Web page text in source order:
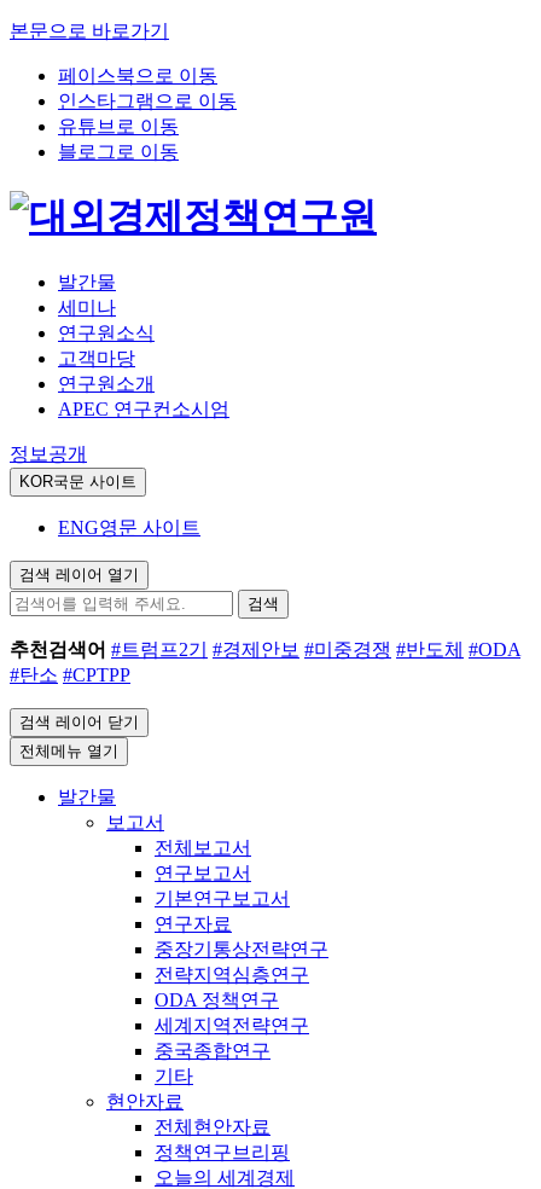
본문으로 바로가기
페이스북으로 이동
인스타그램으로 이동
유튜브로 이동
블로그로 이동
발간물
세미나
연구원소식
고객마당
연구원소개
APEC 연구컨소시엄
정보공개
KOR국문 사이트
ENG영문 사이트
검색 레이어 열기
검색
추천검색어 #트럼프2기 #경제안보 #미중경쟁 #반도체 #ODA
#탄소 #CPTPP
검색 레이어 닫기
전체메뉴 열기
발간물
보고서
전체보고서
연구보고서
기본연구보고서
연구자료
중장기통상전략연구
전략지역심층연구
ODA 정책연구
세계지역전략연구
중국종합연구
기타
현안자료
전체현안자료
정책연구브리핑
오늘의 세계경제